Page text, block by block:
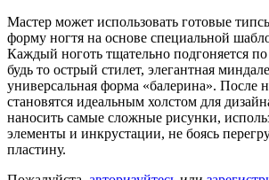
Мастер может использовать готовые
форму ногтя на основе специальной
Каждый ноготь тщательно подгоняется
будь то острый стилет, элегантная
универсальная форма «балерина». После
становятся идеальным холстом для
наносить самые сложные рисунки,
элементы и инкрустации, не боясь
пластину.